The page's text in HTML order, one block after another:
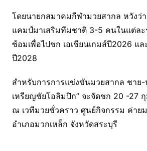
โดยนายกสมาคมกีฬามวยสากล หวังว่
แคมป์มาเสริมทีมชาติ 3-5 คนในแต่ละ
ซ้อมเพื่อไปชก เอเชียนเกมส์ปี2026 แ
ปี2028
สำหรับการการแข่งขันมวยสากล ชาย
เหรียญชัยโอลิมปิก” จะจัดชก 20 -27
ณ เวทีมวยชั่วคราว ศูนย์กิจกรรม ค่าย
อำเภอมวกเหล็ก จังหวัดสระบุรี